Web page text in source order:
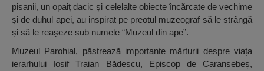
pisanii, un opaiț dacic și celelalte obiecte încărcate de vechime
și de duhul apei, au inspirat pe preotul muzeograf să le strângă
și să le reașeze sub numele “Muzeul din ape”.
Muzeul Parohial, păstrează importante mărturii despre viața
ierarhului Iosif Traian Bădescu, Episcop de Caransebeș,